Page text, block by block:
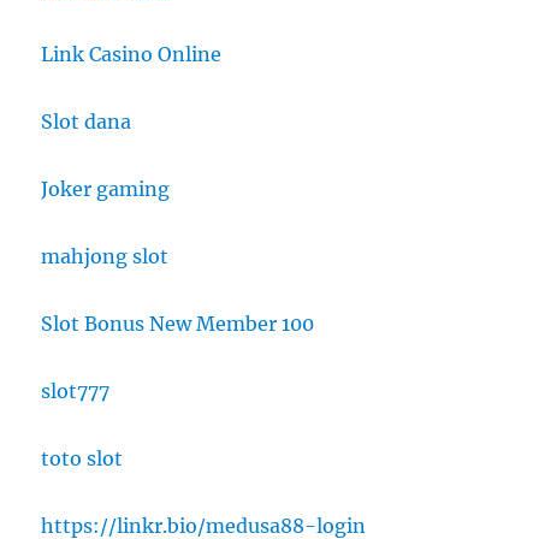
Link Casino Online
Slot dana
Joker gaming
mahjong slot
Slot Bonus New Member 100
slot777
toto slot
https://linkr.bio/medusa88-login